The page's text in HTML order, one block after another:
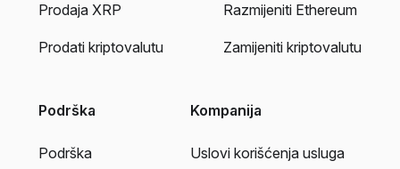
Prodaja XRP
Prodati kriptovalutu
Razmijeniti Ethereum
Zamijeniti kriptovalutu
Podrška
Podrška
Kompanija
Uslovi korišćenja usluga